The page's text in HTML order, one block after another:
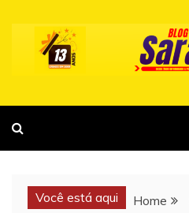
content
Você está aqui Home